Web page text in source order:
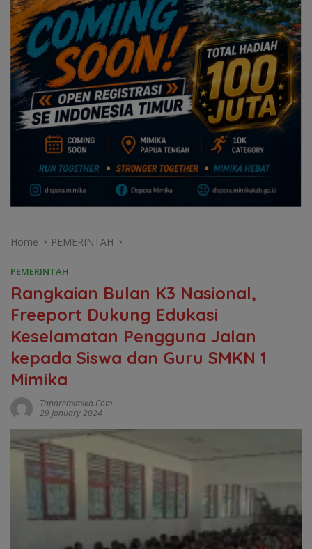
Home PEMERINTAH
PEMERINTAH
Rangkaian Bulan K3 Nasional,
Freeport Dukung Edukasi
Keselamatan Pengguna Jalan
kepada Siswa dan Guru SMKN 1
Mimika
Taparemimika.com
29 January 2024